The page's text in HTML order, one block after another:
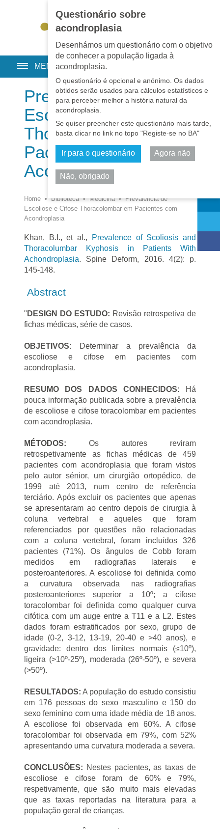
Questionário sobre
acondroplasia
Desenhámos um questionário com o objetivo
de conhecer a população ligada à
acondroplasia.
O questionário é opcional e anónimo. Os dados
obtidos serão usados para cálculos estatísticos e
para perceber melhor a história natural da
acondroplasia.
Se quiser preencher este questionário mais tarde,
basta clicar no link no topo "Registe-se no BA"
Ir para o questionário Agora não
Não, obrigado
EN
MENU
Prevalência de
Escoliose e Cifose
Thoracolombar em
Pacientes com
Acondroplasia
Home • Biblioteca • Medicina • Prevalência de
Escoliose e Cifose Thoracolombar em Pacientes com
Acondroplasia
Khan, B.I., et al.,
Prevalence of Scoliosis and
Thoracolumbar Kyphosis in Patients With
Achondroplasia. Spine Deform, 2016. 4(2): p.
145-148.
Abstract
" DESIGN DO ESTUDO: Revisão retrospetiva de
fichas médicas, série de casos.
OBJETIVOS: Determinar a prevalência da
escoliose e cifose em pacientes com
acondroplasia.
RESUMO DOS DADOS CONHECIDOS: Há
pouca informação publicada sobre a prevalência
de escoliose e cifose toracolombar em pacientes
com acondroplasia.
MÉTODOS: Os autores reviram
retrospetivamente as fichas médicas de 459
pacientes com acondroplasia que foram vistos
pelo autor sénior, um cirurgião ortopédico, de
1999 até 2013, num centro de referência
terciário. Após excluir os pacientes que apenas
se apresentaram ao centro depois de cirurgia à
coluna vertebral e aqueles que foram
referenciados por questões não relacionadas
com a coluna vertebral, foram incluídos 326
pacientes (71%). Os ângulos de Cobb foram
medidos em radiografias laterais e
posteroanteriores. A escoliose foi definida como
a curvatura observada nas radiografias
posteroanteriores superior a 10º; a cifose
toracolombar foi definida como qualquer curva
cifótica com um auge entre a T11 e a L2. Estes
dados foram estratificados por sexo, grupo de
idade (0-2, 3-12, 13-19, 20-40 e >40 anos), e
gravidade: dentro dos limites normais (≤10º),
ligeira (>10º-25º), moderada (26º-50º), e severa
(>50º).
RESULTADOS: A população do estudo consistiu
em 176 pessoas do sexo masculino e 150 do
sexo feminino com uma idade média de 18 anos.
A escoliose foi observada em 60%. A cifose
toracolombar foi observada em 79%, com 52%
apresentando uma curvatura moderada a severa.
CONCLUSÕES: Nestes pacientes, as taxas de
escoliose e cifose foram de 60% e 79%,
respetivamente, que são muito mais elevadas
que as taxas reportadas na literatura para a
população geral de crianças.